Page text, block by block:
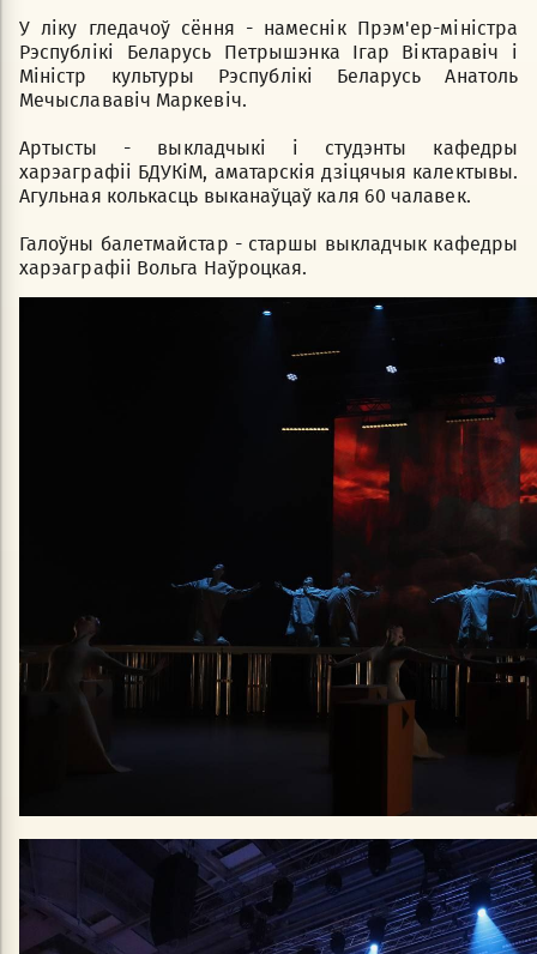
У ліку гледачоў сёння - намеснік Прэм'ер-міністра
Рэспублікі Беларусь Петрышэнка Ігар Віктаравіч i
Міністр культуры Рэспублікі Беларусь Анатоль
Мечыслававіч Маркевіч.
Артысты - выкладчыкі і студэнты кафедры
харэаграфіі БДУКіМ, аматарскія дзіцячыя калектывы.
Агульная колькасць выканаўцаў каля 60 чалавек.
Галоўны балетмайстар - старшы выкладчык кафедры
харэаграфіі Вольга Наўроцкая.